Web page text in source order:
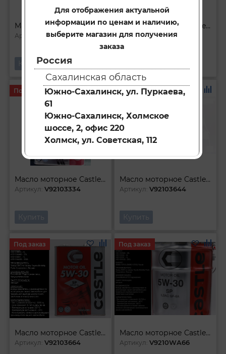
Для отображения актуальной
информации по ценам и наличию,
выберите магазин для получения
заказа
Россия
Сахалинская область
Южно-Сахалинск, ул. Пуркаева,
61
Южно-Сахалинск, Холмское
шоссе, 2, офис 220
Холмск, ул. Советская, 112
Масло моторное Castle SN GF-5 5W-30 (1л)
Артикул: V92103331
Купить
Масло моторное Castle SN GF-5 5W-30 (20л)
Артикул:V9210WA36
Масло моторное Castle SN GF-5 5W-30 (4л)
Артикул:V92103334
Под заказ
Купить
Масло моторное Castle SP GF-6 0W-20 (4л)
Артикул:V92103644
Под заказ
Купить
Масло моторное Castle SP GF-6 5W30 (4л)
Артикул:V92103664
Под заказ
Масло моторное Castle SP GF-6A 5W-30 (20л)
Артикул:V9210WA66
Под заказ